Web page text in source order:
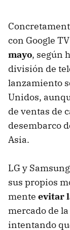
con Google
mayo, según
división de
lanzamiento
Unidos,
de ventas de
desembarco
Asia.
LG y
sus propios
mente evitar
mercado de
intentando